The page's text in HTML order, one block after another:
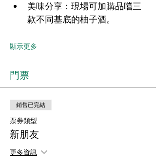
美味分享：現場可加購品嚐三
款不同基底的柚子酒。
顯示更多
門票
銷售已完結
票券類型
新朋友
更多資訊